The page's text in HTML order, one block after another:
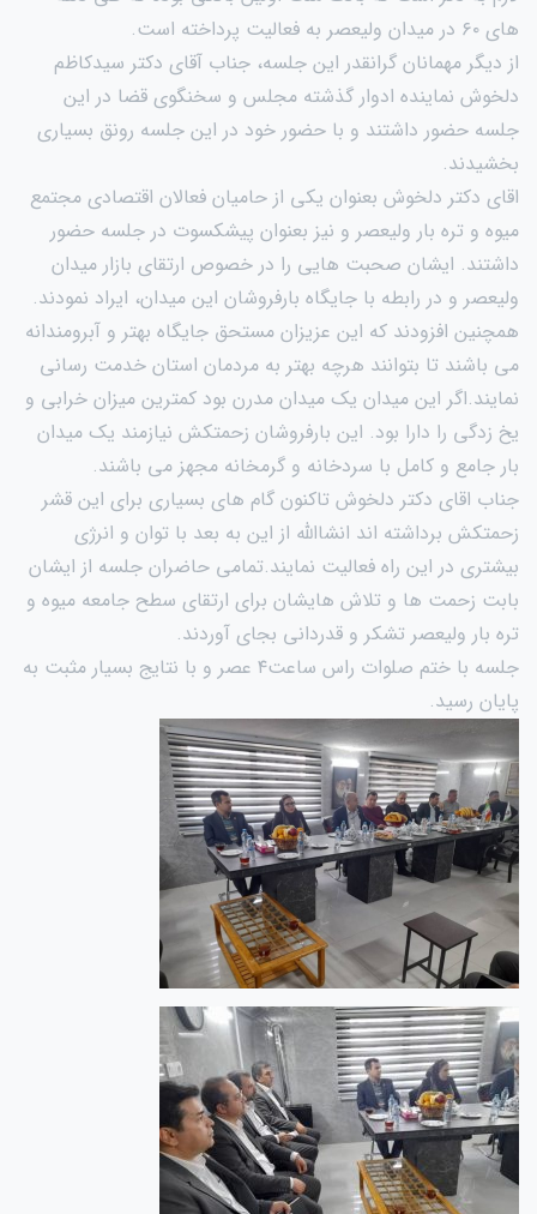
های ۶۰ در میدان ولیعصر به فعالیت پرداخته است.
از دیگر مهمانان گرانقدر این جلسه، جناب آقای دکتر سیدکاظم
دلخوش نماینده ادوار گذشته مجلس و سخنگوی قضا در این
جلسه حضور داشتند و با حضور خود در این جلسه رونق بسیاری
بخشیدند.
اقای دکتر دلخوش بعنوان یکی از حامیان فعالان اقتصادی مجتمع
میوه و تره بار ولیعصر و نیز بعنوان پیشکسوت در جلسه حضور
داشتند. ایشان صحبت هایی را در خصوص ارتقای بازار میدان
ولیعصر و در رابطه با جایگاه بارفروشان این میدان، ایراد نمودند.
همچنین افزودند که این عزیزان مستحق جایگاه بهتر و آبرومندانه
می باشند تا بتوانند هرچه بهتر به مردمان استان خدمت رسانی
نمایند.اگر این میدان یک میدان مدرن بود کمترین میزان خرابی و
یخ زدگی را دارا بود. این بارفروشان زحمتکش نیازمند یک میدان
بار جامع و کامل با سردخانه و گرمخانه مجهز می باشند.
جناب اقای دکتر دلخوش تاکنون گام های بسیاری برای این قشر
زحمتکش برداشته اند انشاالله از این به بعد با توان و انرژی
بیشتری در این راه فعالیت نمایند.تمامی حاضران جلسه از ایشان
بابت زحمت ها و تلاش هایشان برای ارتقای سطح جامعه میوه و
تره بار ولیعصر تشکر و قدردانی بجای آوردند.
جلسه با ختم صلوات راس ساعت۴ عصر و با نتایج بسیار مثبت به
پایان رسید.